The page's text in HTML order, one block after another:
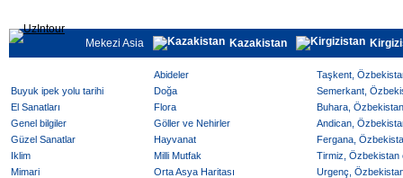
Mekezi Asia Kazakistan
Abideler
Buyuk ipek yolu tarihi
Doğa
El Sanatları
Flora
Genel bilgiler
Göller ve Nehirler
Güzel Sanatlar
Hayvanat
Iklim
Milli Mutfak
Mimari
Orta Asya Haritası
Taşkent,
Semerkant,
Buhara,
Andican,
Fergana,
Tirmiz, Özbekistan
Urgenç,